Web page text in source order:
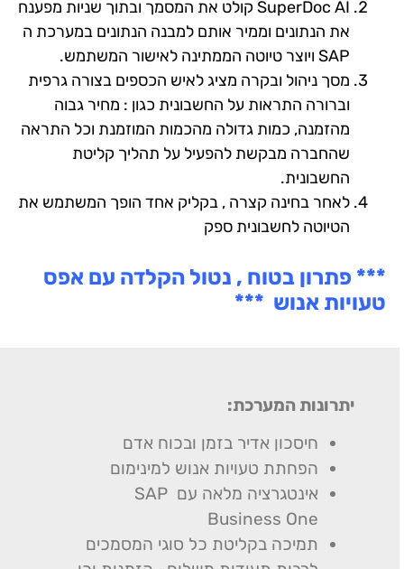
SuperDoc AI קולט את המסמך ובתוך שניות מפענח
את הנתונים וממיר אותם למבנה הנתונים במערכת ה
SAP ויוצר טיוטה הממתינה לאישור המשתמש.
מסך ניהול ובקרה מציג לאיש הכספים בצורה גרפית
וברורה התראות על החשבונית כגון : מחיר גבוה
מהזמנה, כמות גדולה מהכמות המוזמנת וכל התראה
שהחברה מבקשת להפעיל על תהליך קליטת
החשבונית.
לאחר בחינה קצרה , בקליק אחד הופך המשתמש את
הטיוטה לחשבונית ספק
*** פתרון בטוח , נטול הקלדה עם אפס
טעויות אנוש ***
יתרונות המערכת:
חיסכון אדיר בזמן ובכוח אדם
הפחתת טעויות אנוש למינימום
אינטגרציה מלאה עם SAP
Business One
תמיכה בקליטת כל סוגי המסמכים